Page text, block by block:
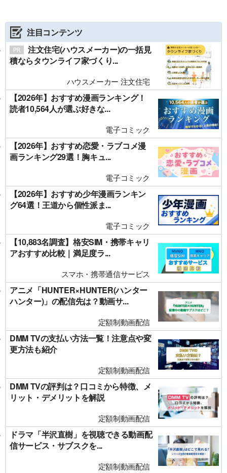
注目コンテンツ
注文住宅(ハウスメーカー)の一括見
積ならタウンライフ家づくり...
ハウスメーカー 注文住宅
【2026年】おすすめ漫画ランキング！
読者10,564人が選ぶ好きな...
電子コミック
【2026年】おすすめ恋愛・ラブコメ漫
画ランキング29選！胸キュ...
電子コミック
【2026年】おすすめ少年漫画ランキン
グ64選！王道から個性派ま...
電子コミック
【10,883名調査】格安SIM・携帯キャリ
アおすすめ比較｜満足度ラ...
スマホ・携帯通信サービス
アニメ「HUNTER×HUNTER(ハンター
ハンター)」の配信先は？動画サ...
定額制動画配信
DMM TVの支払い方法一覧！注意点や変
更方法も紹介
定額制動画配信
DMM TVの評判は？口コミから特徴、メ
リット・デメリットを解説
定額制動画配信
ドラマ「半沢直樹」を視聴できる動画配
信サービス・サブスクを...
定額制動画配信